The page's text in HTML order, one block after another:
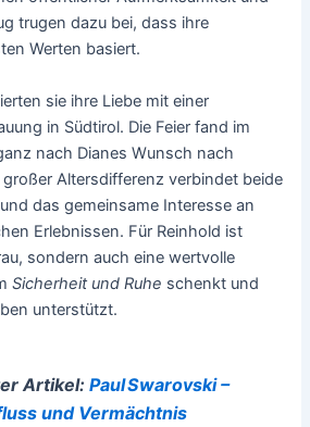
trugen dazu bei, dass ihre
Werten basiert.
sie ihre Liebe mit einer
in Südtirol. Die Feier fand im
nach Dianes Wunsch nach
Altersdifferenz verbindet beide
das gemeinsame Interesse an
Erlebnissen. Für Reinhold ist
sondern auch eine wertvolle
Sicherheit und Ruhe schenkt und
unterstützt.
Artikel: Paul Swarovski –
und Vermächtnis